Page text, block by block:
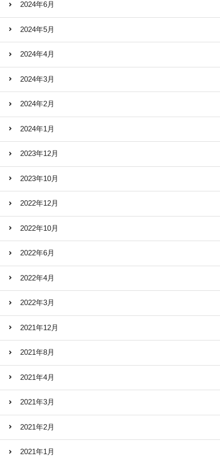
2024年6月
2024年5月
2024年4月
2024年3月
2024年2月
2024年1月
2023年12月
2023年10月
2022年12月
2022年10月
2022年6月
2022年4月
2022年3月
2021年12月
2021年8月
2021年4月
2021年3月
2021年2月
2021年1月